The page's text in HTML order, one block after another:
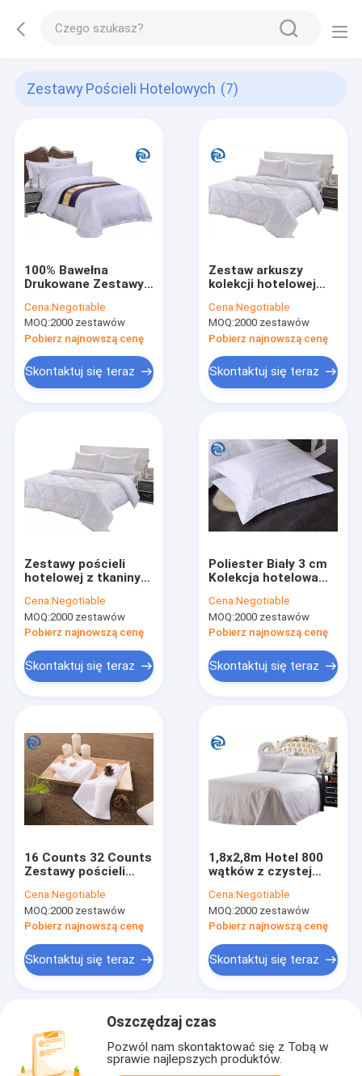
Zestawy Pościeli Hotelowych (7)
100% Bawełna
Drukowane Zestawy
100 Liczba tkanin
Cena:Negotiable
MOQ:2000 zestawów
Pobierz najnowszą cenę
Skontaktuj się teraz
Zestaw arkuszy
kolekcji hotelowej
zliczeń
Cena:Negotiable
MOQ:2000 zestawów
Pobierz najnowszą cenę
Skontaktuj się teraz
Zestawy pościeli
hotelowej z tkaniny
OEM
Cena:Negotiable
MOQ:2000 zestawów
Pobierz najnowszą cenę
Skontaktuj się teraz
Poliester Biały 3 cm
Kolekcja hotelowa
bawełnianych
Cena:Negotiable
MOQ:2000 zestawów
Pobierz najnowszą cenę
Skontaktuj się teraz
16 Counts 32 Counts
Zestawy pościeli
biały ręcznik 120g
Cena:Negotiable
MOQ:2000 zestawów
Pobierz najnowszą cenę
Skontaktuj się teraz
1,8x2,8m Hotel 800
wątków z czystej
Cena:Negotiable
MOQ:2000 zestawów
Pobierz najnowszą cenę
Skontaktuj się teraz
Oszczędzaj czas
Pozwól nam skontaktować się z Tobą w
sprawie najlepszych produktów.